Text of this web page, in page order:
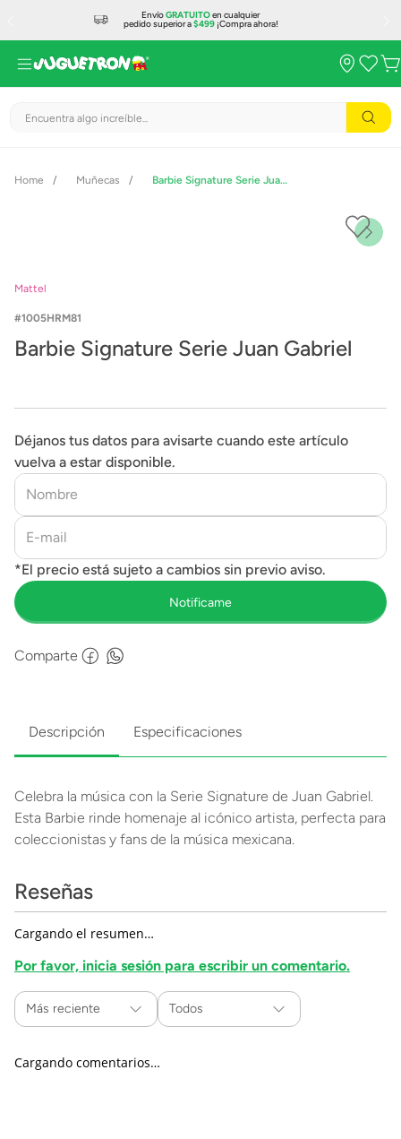
EnvíoGRATUITOen cualquier
pedido superior a$499¡Compra ahora!
Encuentra algo increíble...
Muñecas Barbie Signature Serie Juan Gabriel
Mattel
1005HRM81
Barbie Signature Serie Juan Gabriel
Déjanos tus datos para avisarte cuando este artículo
vuelva a estar disponible.
Comparte
Descripción Especificaciones
Celebra la música con la Serie Signature de Juan Gabriel.
Esta Barbie rinde homenaje al icónico artista, perfecta para
coleccionistas y fans de la música mexicana.
Reseñas
Cargando el resumen…
Por favor, inicia sesión para escribir un comentario.
Más reciente Todos
Cargando comentarios…